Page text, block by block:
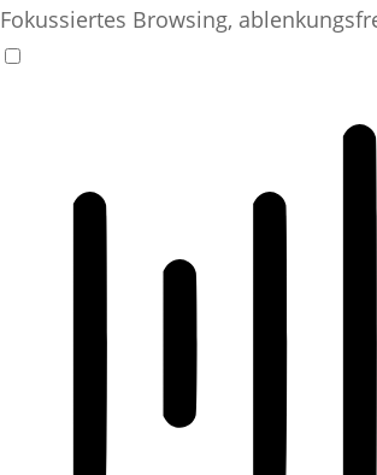
Fokussiertes Browsing,